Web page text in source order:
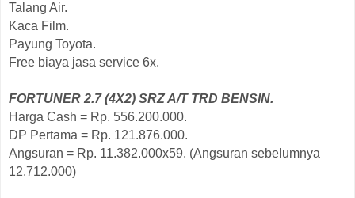
Talang Air.
Kaca Film.
Payung Toyota.
Free biaya jasa service 6x.
FORTUNER 2.7 (4X2) SRZ A/T TRD BENSIN.
Harga Cash = Rp. 556.200.000.
DP Pertama = Rp. 121.876.000.
Angsuran = Rp. 11.382.000x59. (Angsuran sebelumnya
12.712.000)